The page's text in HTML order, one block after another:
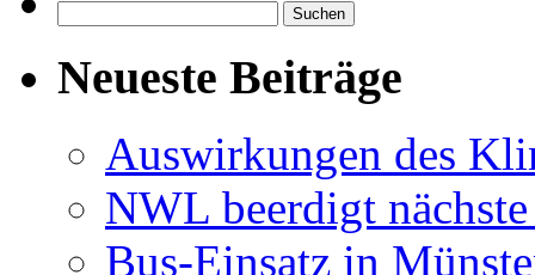
nach:
Neueste Beiträge
Auswirkungen des
NWL beerdigt
Bus-Einsatz in